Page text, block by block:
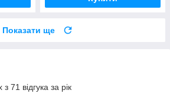
Показати ще
71 відгука за рік